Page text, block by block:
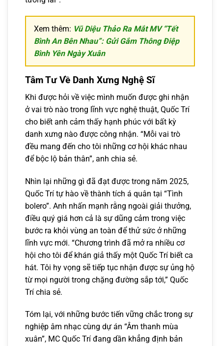
Xem thêm: Vũ Diệu Thảo Ra Mắt MV “Tết
Bình An Bên Nhau”: Gửi Gắm Thông Điệp
Bình Yên Ngày Xuân
Tâm Tư Về Danh Xưng Nghệ Sĩ
Khi được hỏi về việc mình muốn được ghi nhận
ở vai trò nào trong lĩnh vực nghệ thuật, Quốc Trí
cho biết anh cảm thấy hạnh phúc với bất kỳ
danh xưng nào được công nhận. “Mỗi vai trò
đều mang đến cho tôi những cơ hội khác nhau
để bộc lộ bản thân”, anh chia sẻ.
Nhìn lại những gì đã đạt được trong năm 2025,
Quốc Trí tự hào về thành tích á quân tại “Tình
bolero”. Anh nhấn mạnh rằng ngoài giải thưởng,
điều quý giá hơn cả là sự dũng cảm trong việc
bước ra khỏi vùng an toàn để thử sức ở những
lĩnh vực mới. “Chương trình đã mở ra nhiều cơ
hội cho tôi để khán giả thấy một Quốc Trí biết ca
hát. Tôi hy vọng sẽ tiếp tục nhận được sự ủng hộ
từ mọi người trong chặng đường sắp tới,” Quốc
Trí chia sẻ.
Tóm lại, với những bước tiến vững chắc trong sự
nghiệp âm nhạc cùng dự án “Âm thanh mùa
xuân”, MC Quốc Trí đang dần khẳng định bản